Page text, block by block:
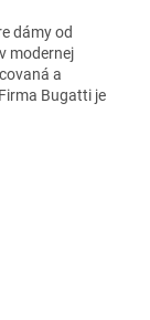
dámy od
modernej
a
Bugatti je